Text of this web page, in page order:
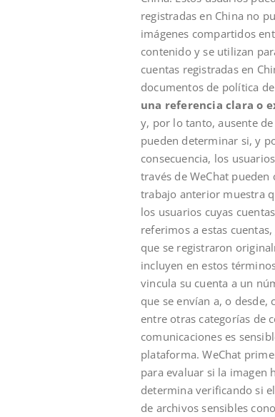
registradas en China no
imágenes compartidos
contenido y se utilizan
cuentas registradas en
documentos de política
una referencia clara o
y, por lo tanto, ausente
pueden determinar si, y
consecuencia, los
través de WeChat
trabajo anterior muestra
los usuarios cuyas
referimos a estas
que se registraron
incluyen en estos
vincula su cuenta a un
que se envían a, o desde,
entre otras categorías de
comunicaciones es
plataforma. WeChat
para evaluar si la imagen
determina verificando si
de archivos sensibles